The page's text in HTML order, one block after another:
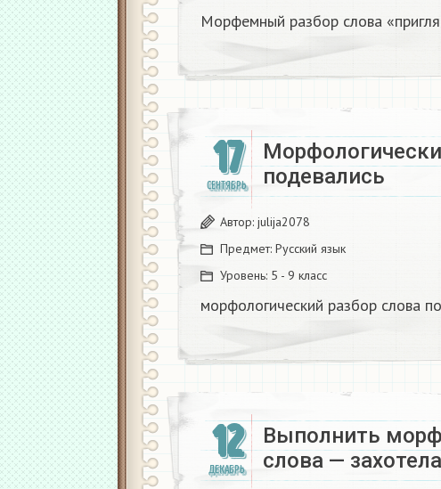
Морфемный разбор слова
17
СЕНТЯБРЬ
подевались
Автор: julija2078
Предмет: Русский язык
Уровень: 5 - 9 класс
морфологический разбор слова
12
ДЕКАБРЬ
Выполнить
слова — захотела